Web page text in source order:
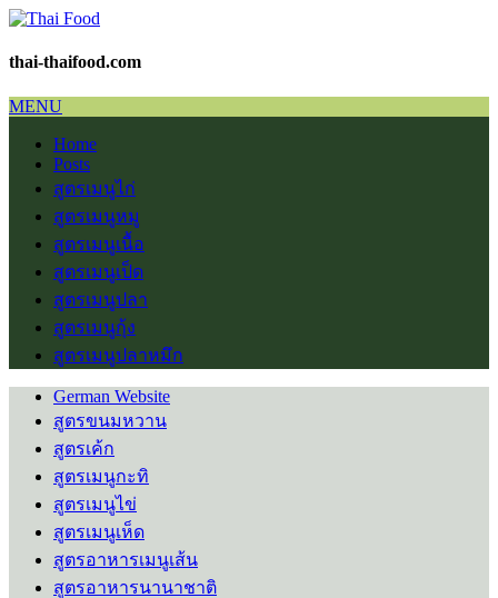
thai-thaifood.com
MENU
Home
Posts
สูตรเมนูไก่
สูตรเมนูหมู
สูตรเมนูเนื้อ
สูตรเมนูเป็ด
สูตรเมนูปลา
สูตรเมนูกุ้ง
สูตรเมนูปลาหมึก
German Website
สูตรขนมหวาน
สูตรเค้ก
สูตรเมนูกะทิ
สูตรเมนูไข่
สูตรเมนูเห็ด
สูตรอาหารเมนูเส้น
สูตรอาหารนานาชาติ